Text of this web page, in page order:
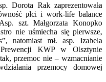
Dorota Rak zaprezentowała
płci i work-life balance
szt. Małgorzata Konopko
nie uśmiecha się pierwsze,
natomiast mł. asp. Izabela
Prewencji KWP w Olsztynie
przemoc nie – wzmacnianie
przemocy domowej